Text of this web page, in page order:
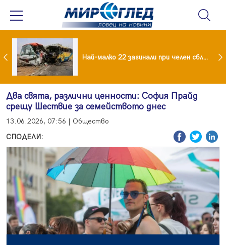
споразумение със САЩ , но без компромиси Най-малко 22 загинали при челен сблъсък между два автобуса
Два свята, различни ценности: София Прайд
срещу Шествие за семейството днес
13.06.2026, 07:56 | Общество
СПОДЕЛИ: